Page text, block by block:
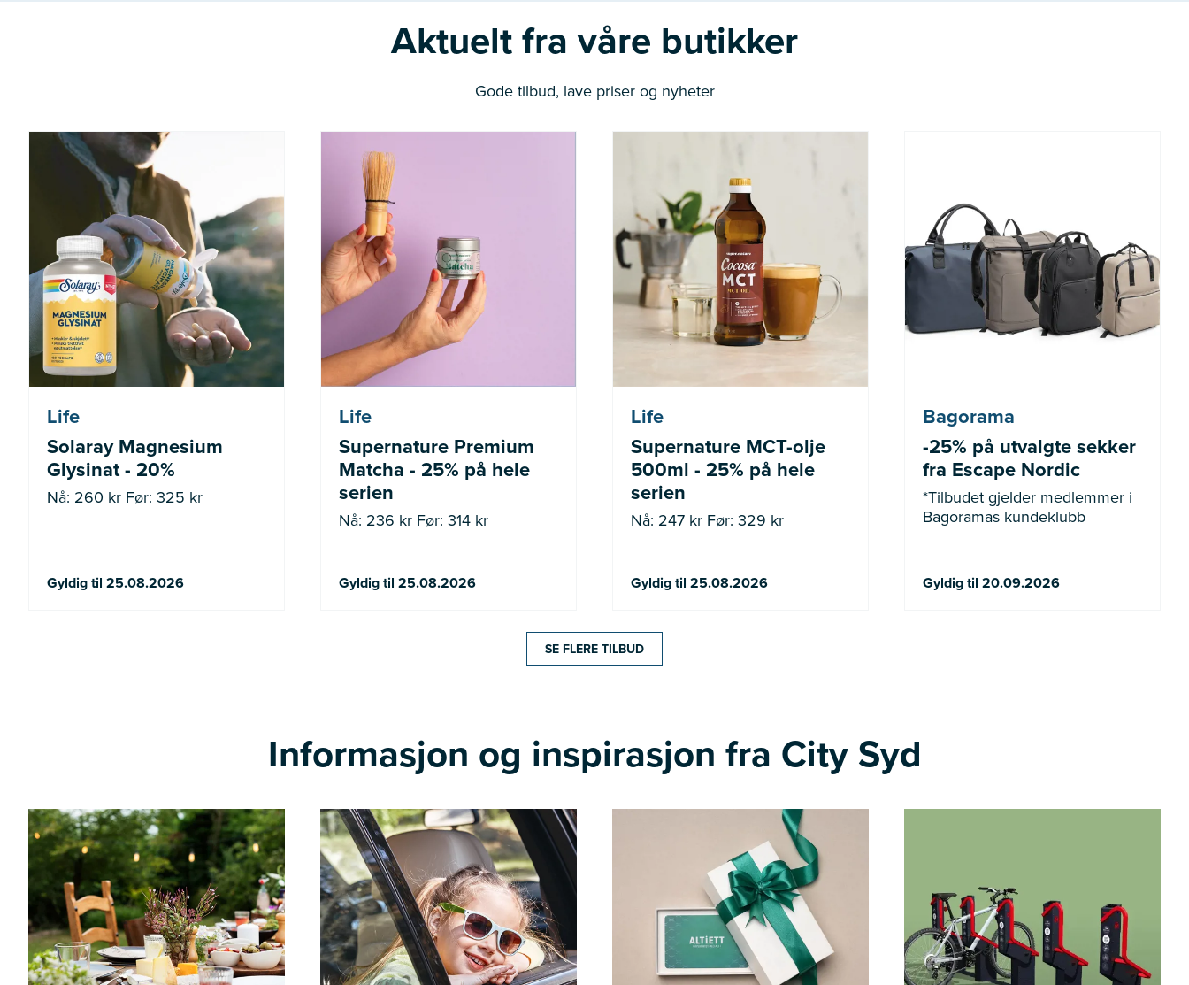
Aktuelt fra våre butikker
Gode tilbud, lave priser og nyheter
Life
Solaray Magnesium
Glysinat - 20%
Nå: 260 kr Før: 325 kr
Gyldig til 25.08.2026
Nå: 260 kr Før: 325 kr
Life
Supernature Premium
Matcha - 25% på hele
serien
Nå: 236 kr Før: 314 kr
Gyldig til 25.08.2026
Life
Supernature MCT-olje
500ml - 25% på hele
serien
Nå: 247 kr Før: 329 kr
Gyldig til 25.08.2026
Bagorama
-25% på utvalgte sekker
fra Escape Nordic
*Tilbudet gjelder medlemmer i
Bagoramas kundeklubb
Gyldig til 20.09.2026
SE FLERE TILBUD
Informasjon og inspirasjon fra City Syd